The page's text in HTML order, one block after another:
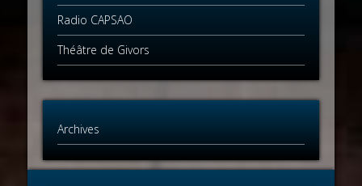
Radio CAPSAO
Théâtre de Givors
Archives